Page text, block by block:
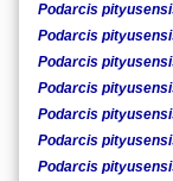
Podarcis
Podarcis
Podarcis
Podarcis
Podarcis
Podarcis
Podarcis